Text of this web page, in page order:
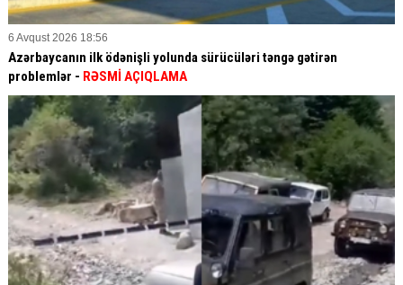
6 Avqust 2026 18:56
Azərbaycanın ilk ödənişli yolunda sürücüləri təngə gətirən
problemlər - RƏSMİ AÇIQLAMA